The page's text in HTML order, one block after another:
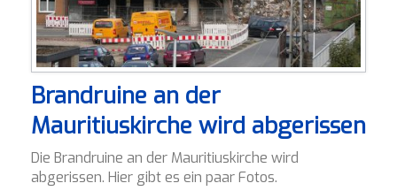
Brandruine an der
Mauritiuskirche wird abgerissen
Die Brandruine an der Mauritiuskirche wird
abgerissen. Hier gibt es ein paar Fotos.